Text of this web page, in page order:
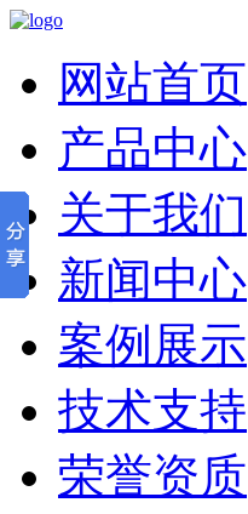
网站首页
产品中心
关于我们
新闻中心
案例展示
技术支持
荣誉资质